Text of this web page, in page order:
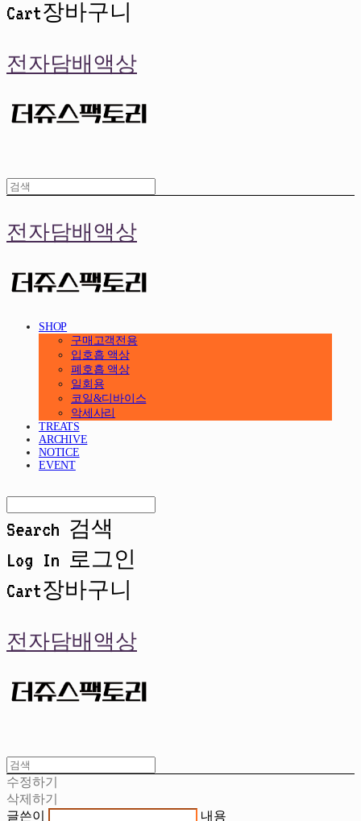
Cart장바구니
전자담배액상
전자담배액상
SHOP
구매고객전용
입호흡 액상
폐호흡 액상
일회용
코일&디바이스
악세사리
TREATS
ARCHIVE
NOTICE
EVENT
Search 검색
Log In 로그인
Cart장바구니
전자담배액상
수정하기
삭제하기
글쓴이
내용